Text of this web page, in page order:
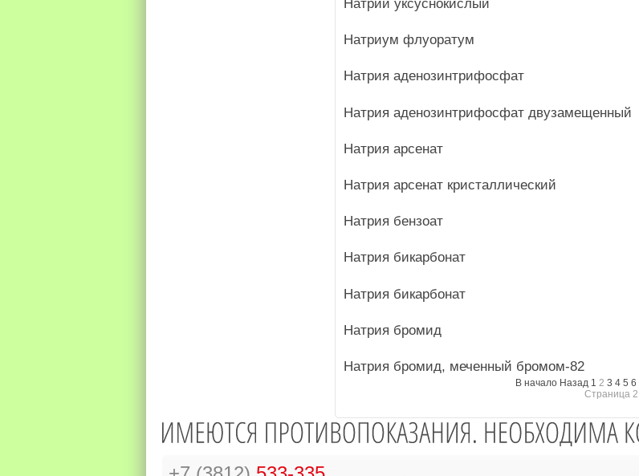
Натрий уксуснокислый
Натриум флуоратум
Натрия аденозинтрифосфат
Натрия аденозинтрифосфат двузамещенный
Натрия арсенат
Натрия арсенат кристаллический
Натрия бензоат
Натрия бикарбонат
Натрия бикарбонат
Натрия бромид
Натрия бромид, меченный бромом-82
В начало Назад 1 2 3 4 5 6
Страница 2